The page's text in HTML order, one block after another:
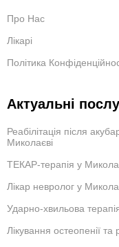
Про Нас
Лікарі
Політика
Актуальні
Реабілітація після
Миколаєві
ТЕКАР-терапія у
Лікар невролог у
Ударно-хвильова
Лікування остеопенії